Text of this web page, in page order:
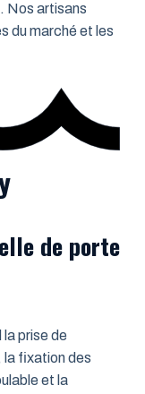
Nos artisans
du marché et les
de porte
prise de
la fixation des
et la